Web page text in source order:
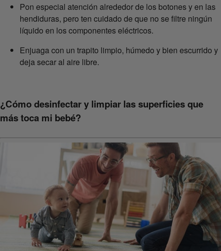
Pon especial atención alrededor de los botones y en las
hendiduras, pero ten cuidado de que no se filtre ningún
líquido en los componentes eléctricos.
Enjuaga con un trapito limpio, húmedo y bien escurrido y
deja secar al aire libre.
¿Cómo desinfectar y limpiar las superficies que
más toca mi bebé?